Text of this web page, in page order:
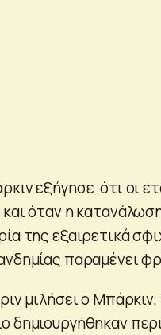
εξήγησε ότι οι
όταν η
της εξαιρετικά
παραμένει
μιλήσει ο
δημιουργήθηκαν